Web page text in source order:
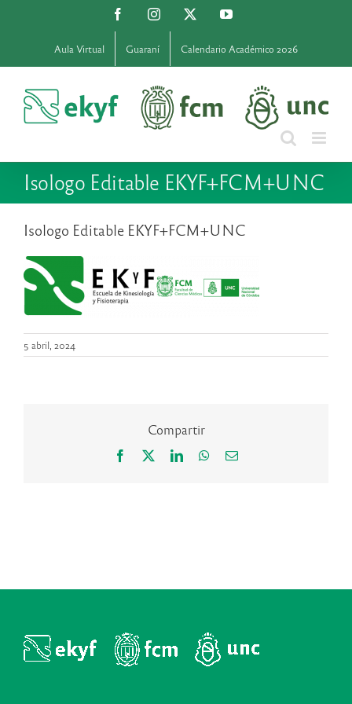
FacebookInstagram YouTube
Aula Virtual Guaraní Calendario Académico 2026
Isologo Editable EKYF+FCM+UNC
Isologo Editable EKYF+FCM+UNC
5 abril, 2024
Compartir
Facebook LinkedInWhatsApp
Correo